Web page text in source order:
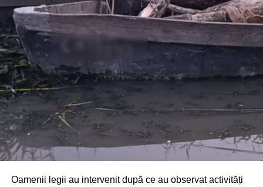
Din fericire, nimeni nu a avut de suferit, iar reprezentanții
comunității au mulțumit atât pompierilor din Drochia, cât și
localnicilor care au intervenit prompt și au contribuit la
limitarea pagubelor.
Oamenii legii au intervenit după ce au observat activități